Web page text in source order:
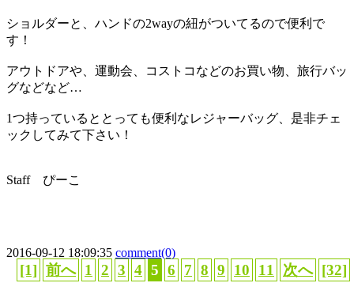
ショルダーと、ハンドの2wayの紐がついてるので便利で
す！
アウトドアや、運動会、コストコなどのお買い物、旅行バッ
グなどなど…
1つ持っているととっても便利なレジャーバッグ、是非チェ
ックしてみて下さい！
Staff ぴーこ
2016-09-12 18:09:35 comment(0)
[1] 前へ 1 2 3 4 5 6 7 8 9 10 11 次へ [32]